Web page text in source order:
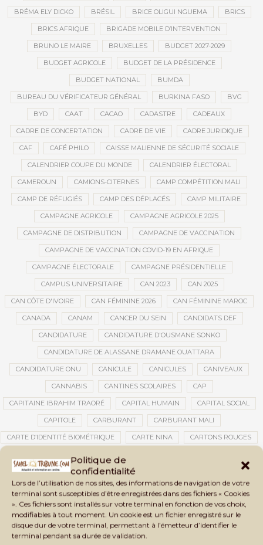
Politique de
confidentialité
Lors de l’utilisation de nos sites, des informations de navigation de votre
terminal sont susceptibles d’être enregistrées dans des fichiers « Cookies
». Ces fichiers sont installés sur votre terminal en fonction de vos choix,
modifiables à tout moment. Un cookie est un fichier enregistré sur le
disque dur de votre terminal, permettant à l’émetteur d’identifier le
terminal pendant sa durée de validation.
BRÉMA ELY DICKO BRÉSIL BRICE OLIGUI NGUEMA BRICS
BRICS AFRIQUE BRIGADE MOBILE D’INTERVENTION
BRUNO LE MAIRE BRUXELLES BUDGET 2027-2029
BUDGET AGRICOLE BUDGET DE LA PRÉSIDENCE
BUDGET NATIONAL BUMDA
BUREAU DU VÉRIFICATEUR GÉNÉRAL BURKINA FASO BVG
BYD CAAT CACAO CADASTRE CADEAUX
CADRE DE CONCERTATION CADRE DE VIE CADRE JURIDIQUE
CAF CAFÉ PHILO CAISSE MALIENNE DE SÉCURITÉ SOCIALE
CALENDRIER COUPE DU MONDE CALENDRIER ÉLECTORAL
CAMEROUN CAMIONS-CITERNES CAMP COMPÉTITION MALI
CAMP DE RÉFUGIÉS CAMP DES DÉPLACÉS CAMP MILITAIRE
CAMPAGNE AGRICOLE CAMPAGNE AGRICOLE 2025
CAMPAGNE DE DISTRIBUTION CAMPAGNE DE VACCINATION
CAMPAGNE DE VACCINATION COVID-19 EN AFRIQUE
CAMPAGNE ÉLECTORALE CAMPAGNE PRÉSIDENTIELLE
CAMPUS UNIVERSITAIRE CAN 2023 CAN 2025
CAN CÔTE D'IVOIRE CAN FÉMININE 2026 CAN FÉMININE MAROC
CANADA CANAM CANCER DU SEIN CANDIDATS DEF
CANDIDATURE CANDIDATURE D'OUSMANE SONKO
CANDIDATURE DE ALASSANE DRAMANE OUATTARA
CANDIDATURE ONU CANICULE CANICULES CANIVEAUX
CANNABIS CANTINES SCOLAIRES CAP
CAPITAINE IBRAHIM TRAORÉ CAPITAL HUMAIN CAPITAL SOCIAL
CAPITOLE CARBURANT CARBURANT MALI
CARTE D’IDENTITÉ BIOMÉTRIQUE CARTE NINA CARTONS ROUGES
CATASTROPHES CLIMATIQUES
CAUTION 10 000 DOLLARS CAUTION DE VISA CDAT CECOGEC
CÉDÉAO CEDEAO CEI CÉLÉBRATION NATIONALE CEMAC
CEMAPI CEN-SNESUP CENOU CENSURE
CENTRAFRIQUE CENTRALE SOLAIRE